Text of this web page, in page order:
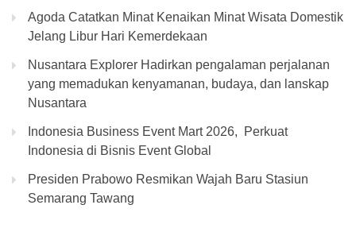
Agoda Catatkan Minat Kenaikan Minat Wisata Domestik
Jelang Libur Hari Kemerdekaan
Nusantara Explorer Hadirkan pengalaman perjalanan
yang memadukan kenyamanan, budaya, dan lanskap
Nusantara
Indonesia Business Event Mart 2026, Perkuat
Indonesia di Bisnis Event Global
Presiden Prabowo Resmikan Wajah Baru Stasiun
Semarang Tawang